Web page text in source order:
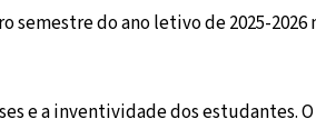
do ano letivo de 2025-2026
e a inventividade dos estudantes.